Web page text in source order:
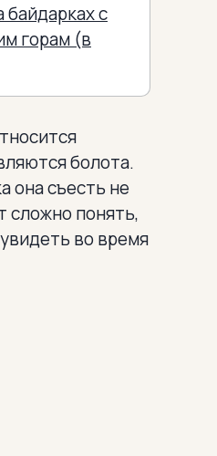
байдарках с
горам (в
болота.
она съесть не
сложно понять,
во время